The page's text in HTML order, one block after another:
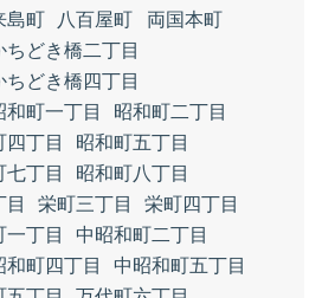
島町 八百屋町
両国本町
ちどき橋二丁目
ちどき橋四丁目
和町一丁目
昭和町二丁目
四丁目
昭和町五丁目
七丁目
昭和町八丁目
目 栄町三丁目
栄町四丁目
一丁目
中昭和町二丁目
和町四丁目
中昭和町五丁目